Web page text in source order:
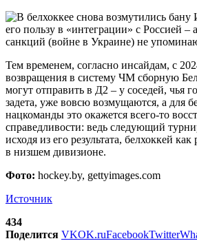
Тем временем, согласно инсайдам, с
возвращения в систему ЧМ сборную
могут отправить в Д2 – у соседей, чья
задета, уже вовсю возмущаются, а для
нацкоманды это окажется всего-то
справедливости: ведь следующий
исходя из его результата, белхоккей
в низшем дивизионе.
Фото: hockey.by, gettyimages.com
Источник
434
Поделится VKOK.ruFacebookTwitter